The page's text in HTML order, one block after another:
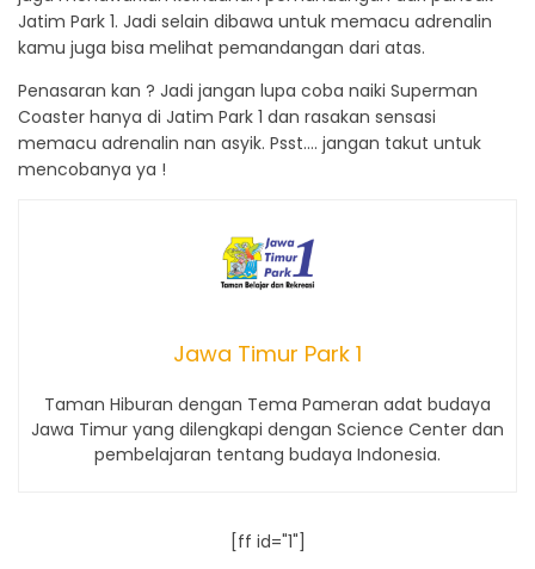
Jatim Park 1. Jadi selain dibawa untuk memacu adrenalin
kamu juga bisa melihat pemandangan dari atas.
Penasaran kan ? Jadi jangan lupa coba naiki Superman
Coaster hanya di Jatim Park 1 dan rasakan sensasi
memacu adrenalin nan asyik. Psst…. jangan takut untuk
mencobanya ya !
Jawa Timur Park 1
Taman Hiburan dengan Tema Pameran adat budaya
Jawa Timur yang dilengkapi dengan Science Center dan
pembelajaran tentang budaya Indonesia.
[ff id="1"]